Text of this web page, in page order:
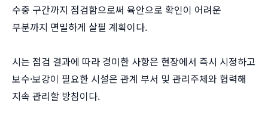
수중 구간까지 점검함으로써 육안으로 확인이 어려운
부분까지 면밀하게 살필 계획이다.
시는 점검 결과에 따라 경미한 사항은 현장에서 즉시 시정하고
보수·보강이 필요한 시설은 관계 부서 및 관리주체와 협력해
지속 관리할 방침이다.